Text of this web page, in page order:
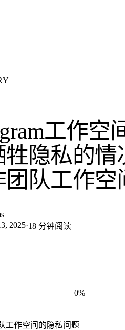
工作空
牲隐私的情
团队工作空
2025·18 分钟阅读
0%
工作空间的隐私问题